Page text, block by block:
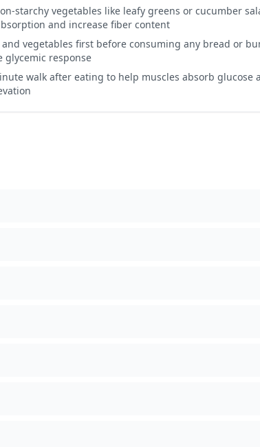
starchy vegetables like leafy greens or cucumber
and increase fiber content
vegetables first before consuming any bread or
glycemic response
walk after eating to help muscles absorb glucose